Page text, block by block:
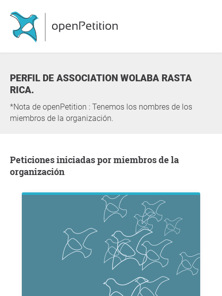
PERFIL DE ASSOCIATION WOLABA RASTA
RICA.
*Nota de openPetition : Tenemos los nombres de los
miembros de la organización.
Peticiones iniciadas por miembros de la
organización